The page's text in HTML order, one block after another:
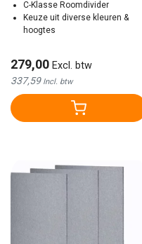
C-Klasse Roomdivider
Keuze uit diverse kleuren &
hoogtes
279,00 Excl. btw
337,59 Incl. btw